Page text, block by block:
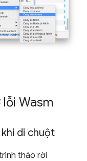
Wasm
di chuột
tháo rời